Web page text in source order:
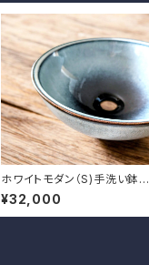
ホワイトモダン（S)手洗い鉢
排水金具付き
¥32,000